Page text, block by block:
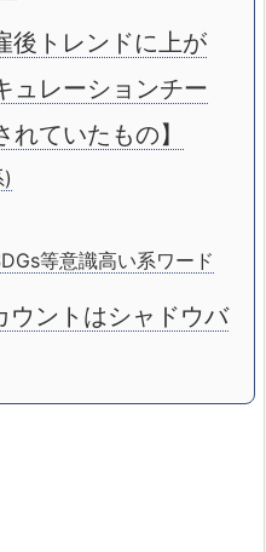
後トレンドに上が
ュレーションチー
ていたもの】
等意識高い系ワード
ントはシャドウバ